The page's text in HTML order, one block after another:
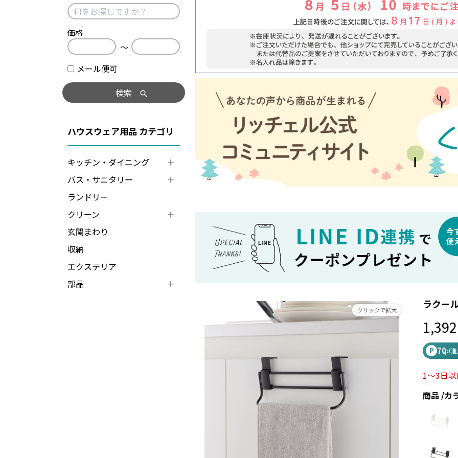
価格
〜
メール便可
検索
ハウスウェア用品
キッチン・ダイニング
バス・サニタリー
ランドリー
クリーン
玄関まわり
収納
エクステリア
部品
クリックで拡大 ラクー
1,392
P 70pt
1～3日
商品 カ